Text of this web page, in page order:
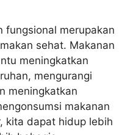
fungsional merupakan
sehat. Makanan
meningkatkan
mengurangi
meningkatkan
makanan
kita dapat hidup lebih